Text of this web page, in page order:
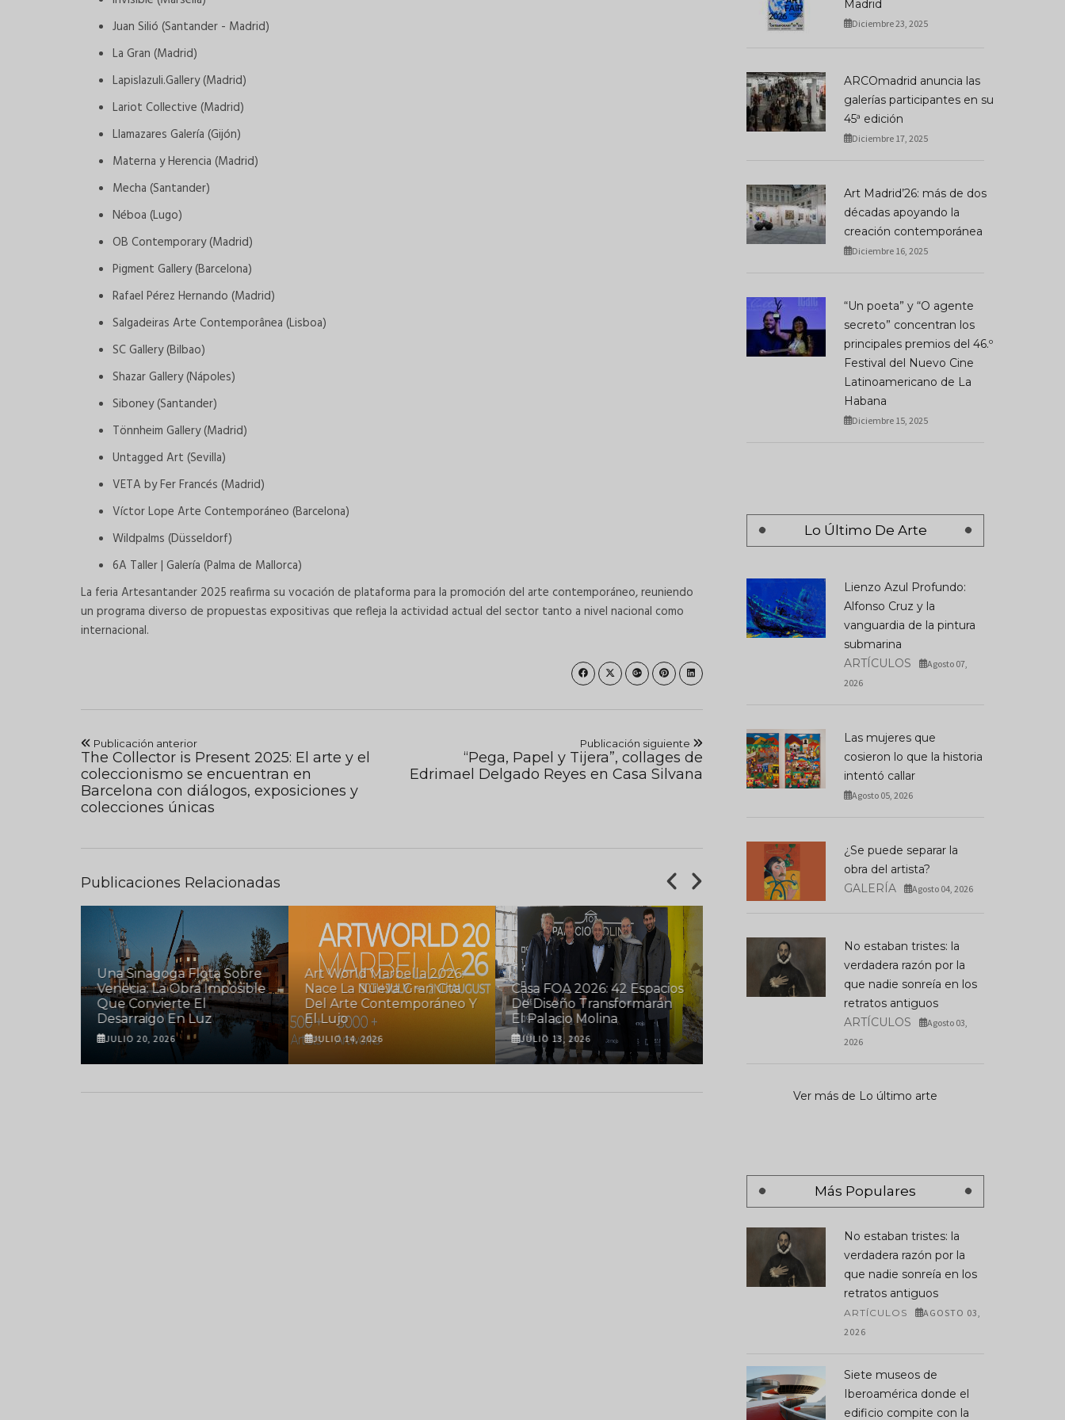
Juan Silió (Santander - Madrid)
La Gran (Madrid)
Lapislazuli.Gallery (Madrid)
Lariot Collective (Madrid)
Llamazares Galería (Gijón)
Materna y Herencia (Madrid)
Mecha (Santander)
Néboa (Lugo)
OB Contemporary (Madrid)
Pigment Gallery (Barcelona)
Rafael Pérez Hernando (Madrid)
Salgadeiras Arte Contemporânea (Lisboa)
SC Gallery (Bilbao)
Shazar Gallery (Nápoles)
Siboney (Santander)
Tönnheim Gallery (Madrid)
Untagged Art (Sevilla)
VETA by Fer Francés (Madrid)
Víctor Lope Arte Contemporáneo (Barcelona)
Wildpalms (Düsseldorf)
6A Taller | Galería (Palma de Mallorca)
La feria Artesantander 2025 reafirma su vocación de plataforma para la promoción del arte contemporáneo, reuniendo
un programa diverso de propuestas expositivas que refleja la actividad actual del sector tanto a nivel nacional como
internacional.
Publicación anterior
The Collector is Present 2025: El arte y el
coleccionismo se encuentran en
Barcelona con diálogos, exposiciones y
colecciones únicas
Publicación siguiente
“Pega, Papel y Tijera”, collages de
Edrimael Delgado Reyes en Casa Silvana
Publicaciones Relacionadas
Una Sinagoga Flota Sobre
Venecia: La Obra Imposible
Que Convierte El
Desarraigo En Luz
JULIO 20, 2026
Art World Marbella 2026:
Nace La Nueva Gran Cita
Del Arte Contemporáneo Y
El Lujo
JULIO 14, 2026
Casa FOA 2026: 42 Espacios
De Diseño Transformarán
El Palacio Molina
JULIO 13, 2026
JUSTQRO: Querétaro
Entra En El Circuito
Internacional Del Arte
Una Sinagoga Flota
Venecia: La Obra
Que Convierte El
Desarraigo En Luz
Madrid
Diciembre 23, 2025
ARCOmadrid anuncia las
galerías participantes en su
45ª edición
Diciembre 17, 2025
Art Madrid’26: más de dos
décadas apoyando la
creación contemporánea
Diciembre 16, 2025
“Un poeta” y “O agente
secreto” concentran los
principales premios del 46.º
Festival del Nuevo Cine
Latinoamericano de La
Habana
Diciembre 15, 2025
Lo Último De Arte
Lienzo Azul Profundo:
Alfonso Cruz y la
vanguardia de la pintura
submarina
ARTÍCULOS
Agosto 07,
2026
Las mujeres que
cosieron lo que la historia
intentó callar
Agosto 05, 2026
¿Se puede separar la
obra del artista?
GALERÍA
Agosto 04, 2026
No estaban tristes: la
verdadera razón por la
que nadie sonreía en los
retratos antiguos
ARTÍCULOS
Agosto 03,
2026
Ver más de Lo último arte
Más Populares
No estaban tristes: la
verdadera razón por la
que nadie sonreía en los
retratos antiguos
ARTÍCULOS
AGOSTO 03,
2026
Siete museos de
Iberoamérica donde el
edificio compite con la